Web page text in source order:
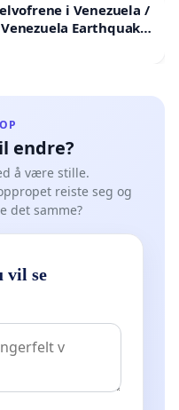
i Venezuela /
Earthquake
endre?
å være stille.
reiste seg og
det samme?
vil se